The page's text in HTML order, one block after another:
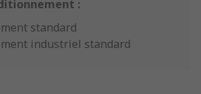
:
standard
industriel standard